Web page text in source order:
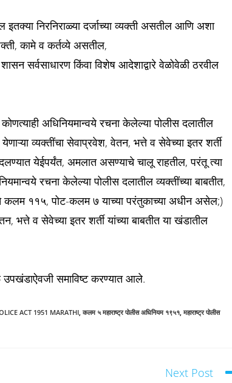
निरनिराळ्या दर्जाच्या व्यक्ती असतील आणि अशा
कामे व कर्तव्ये असतील,
सर्वसाधारण किंवा विशेष आदेशाद्वारे वेळोवेळी ठरवील
अधिनियमान्वये रचना केलेल्या पोलीस दलातील
व्यक्तींचा सेवाप्रवेश, वेतन, भत्ते व सेवेच्या इतर शर्ती
येईपर्यंत, अमलात असण्याचे चालू राहतील, परंतू त्या
रचना केलेल्या पोलीस दलातील व्यक्तींच्या बाबतीत,
कलम ११५, पोट-कलम ७ याच्या परंतुकाच्या अधीन असेल;)
भत्ते व सेवेच्या इतर शर्ती यांच्या बाबतीत या खंडातील
समाविष्ट करण्यात आले.
ACT 1951 MARATHI, कलम ५ महाराष्ट्र पोलीस अधिनियम १९५१, महाराष्ट्र पोलीस
Next Post